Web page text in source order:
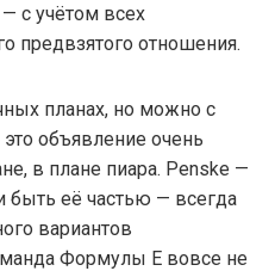
с учётом всех
предвзятого отношения.
планах, но можно с
объявление очень
в плане пиара. Penske —
быть её частью — всегда
вариантов
Формулы Е вовсе не